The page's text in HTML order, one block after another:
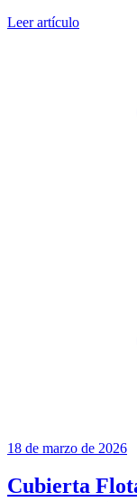
Leer artículo
18 de marzo de 2026
Cubierta